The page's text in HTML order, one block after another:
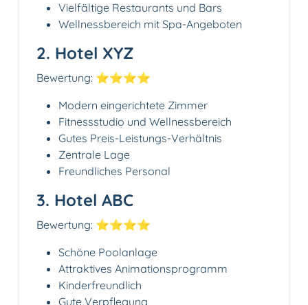
Vielfältige Restaurants und Bars
Wellnessbereich mit Spa-Angeboten
2. Hotel XYZ
Bewertung: ⭐️⭐️⭐️⭐️
Modern eingerichtete Zimmer
Fitnessstudio und Wellnessbereich
Gutes Preis-Leistungs-Verhältnis
Zentrale Lage
Freundliches Personal
3. Hotel ABC
Bewertung: ⭐️⭐️⭐️⭐️
Schöne Poolanlage
Attraktives Animationsprogramm
Kinderfreundlich
Gute Verpflegung